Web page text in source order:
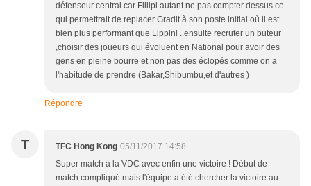
défenseur central car Fillipi autant ne pas compter dessus ce
qui permettrait de replacer Gradit à son poste initial où il est
bien plus performant que Lippini ..ensuite recruter un buteur
,choisir des joueurs qui évoluent en National pour avoir des
gens en pleine bourre et non pas des éclopés comme on a
l'habitude de prendre (Bakar,Shibumbu,et d'autres )
Répondre
T TFC Hong Kong 05/11/2017 14:58
Super match à la VDC avec enfin une victoire ! Début de
match compliqué mais l'équipe a été chercher la victoire au